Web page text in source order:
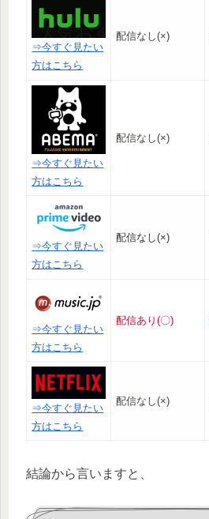
⇒今すぐ見たい
方はこちら
配信なし(×)
⇒今すぐ見たい
方はこちら
配信なし(×)
⇒今すぐ見たい
方はこちら
配信なし(×)
⇒今すぐ見たい
方はこちら
配信あり(〇)
⇒今すぐ見たい
方はこちら
配信なし(×)
結論から言いますと、